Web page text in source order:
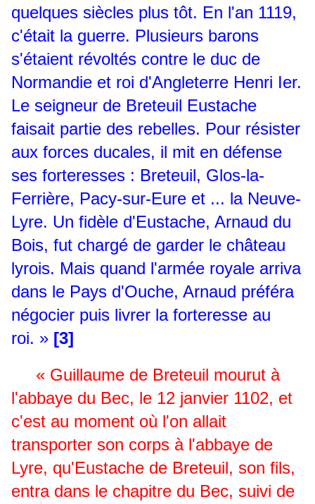
quelques siècles plus tôt. En l'an 1119,
c'était la guerre. Plusieurs barons
s'étaient révoltés contre le duc de
Normandie et roi d'Angleterre Henri Ier.
Le seigneur de Breteuil Eustache
faisait partie des rebelles. Pour résister
aux forces ducales, il mit en défense
ses forteresses : Breteuil, Glos-la-
Ferrière, Pacy-sur-Eure et ... la Neuve-
Lyre. Un fidèle d'Eustache, Arnaud du
Bois, fut chargé de garder le château
lyrois. Mais quand l'armée royale arriva
dans le Pays d'Ouche, Arnaud préféra
négocier puis livrer la forteresse au
roi. » [3]
« Guillaume de Breteuil mourut à
l'abbaye du Bec, le 12 janvier 1102, et
c'est au moment où l'on allait
transporter son corps à l'abbaye de
Lyre, qu'Eustache de Breteuil, son fils,
entra dans le chapitre du Bec, suivi de